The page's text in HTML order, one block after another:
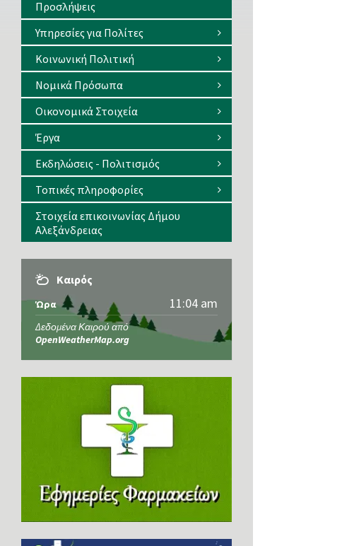
Προσλήψεις
Υπηρεσίες για Πολίτες
Κοινωνική Πολιτική
Νομικά Πρόσωπα
Οικονομικά Στοιχεία
Έργα
Εκδηλώσεις - Πολιτισμός
Τοπικές πληροφορίες
Στοιχεία επικοινωνίας Δήμου
Αλεξάνδρειας
Καιρός
Ώρα 11:04 am
Δεδομένα Καιρού από
OpenWeatherMap.org